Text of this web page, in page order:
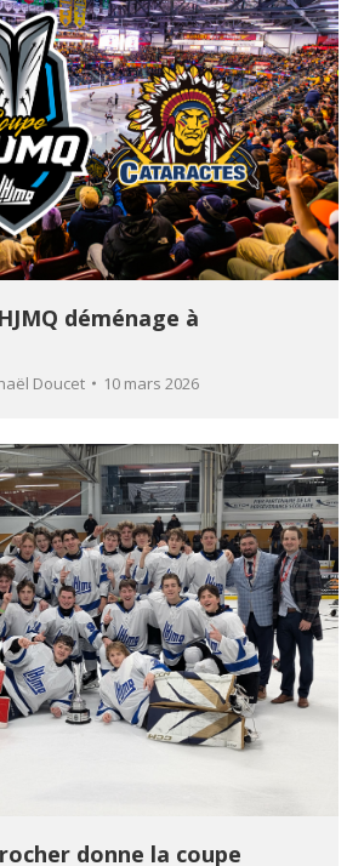
déménage à
Doucet 10 mars 2026
donne la coupe